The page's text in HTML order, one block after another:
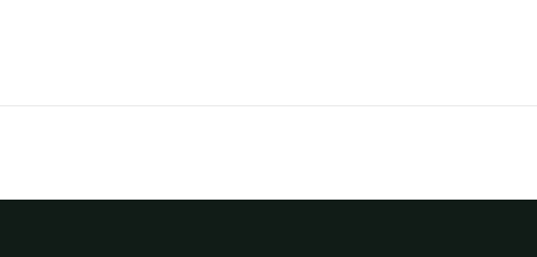
řemeslnou výrobu na udržitelné příležitosti.